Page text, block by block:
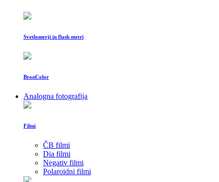
Svetlomerji in flash metri
BronColor
Analogna fotografija
Filmi
ČB filmi
Dia filmi
Negativ filmi
Polaroidni filmi